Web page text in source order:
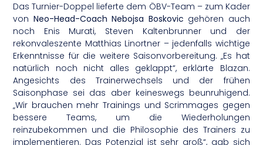
Das Turnier-Doppel lieferte dem ÖBV-Team – zum Kader
von Neo-Head-Coach Nebojsa Boskovic gehören auch
noch Enis Murati, Steven Kaltenbrunner und der
rekonvaleszente Matthias Linortner – jedenfalls wichtige
Erkenntnisse für die weitere Saisonvorbereitung. „Es hat
natürlich noch nicht alles geklappt“, erklärte Blazan.
Angesichts des Trainerwechsels und der frühen
Saisonphase sei das aber keineswegs beunruhigend.
„Wir brauchen mehr Trainings und Scrimmages gegen
bessere Teams, um die Wiederholungen
reinzubekommen und die Philosophie des Trainers zu
implementieren. Das Potenzial ist sehr groß“, gab sich